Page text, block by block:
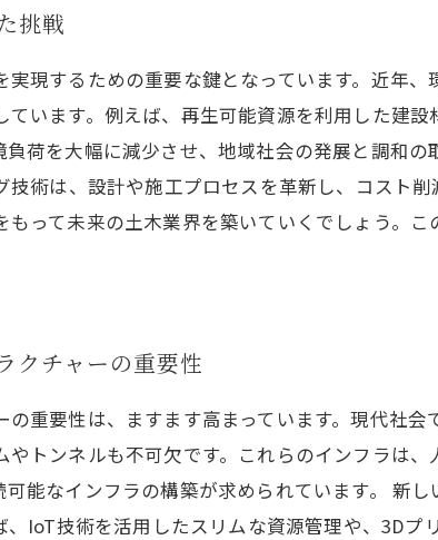
挑戦
現するための重要な鍵となっています。近年
います。例えば、再生可能資源を利用した建
荷を大幅に減少させ、地域社会の発展と調和
術は、設計や施工プロセスを革新し、コスト
って未来の土木業界を築いていくでしょう。
クチャーの重要性
重要性は、ますます高まっています。現代社
トンネルも不可欠です。これらのインフラは
能なインフラの構築が求められています。 新
IoT技術を活用したスリムな資源管理や、3Dプ